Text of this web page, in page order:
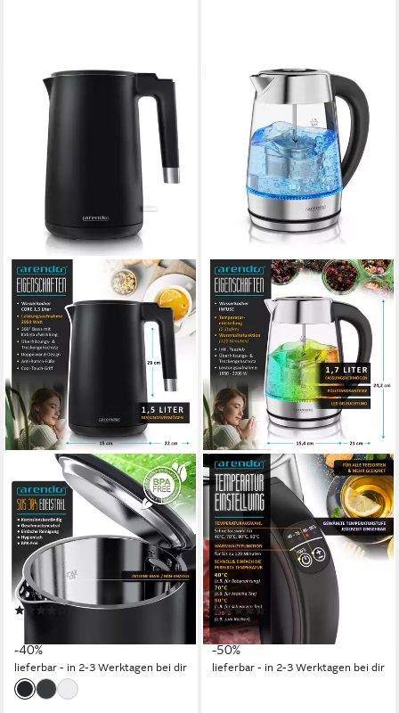
Wasserkocher aus Edelstahl,
360° Controller, Doppelwand-
Design, schwarz matt
2000 W Leistung
1,5 l
Kapazität
Edelstahl, Kunststoff
Material
(11)
-40%
lieferbar - in 2-3 Werktagen bei dir
ARENDO
Wasserkocher Glas &
Edelstahl 2in1 Teebereiter mit
Teesieb & 5 Temperaturen
2200 W Leistung
1.7 l
Edelstahl
Material
39,95 €
-50%
lieferbar - in 2-3 Werktagen bei dir